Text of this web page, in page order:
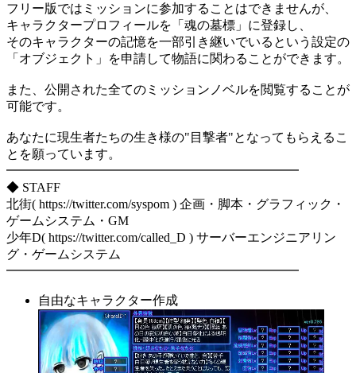
フリー版ではミッションに参加することはできませんが、
キャラクタープロフィールを「魂の墓標」に登録し、
そのキャラクターの記憶を一部引き継いでいるという設定の
「オブジェクト」を申請して物語に関わることができます。
また、公開された全てのミッションノベルを閲覧することが
可能です。
あなたに現生者たちの生き様の"目撃者"となってもらえるこ
とを願っています。
━━━━━━━━━━━━━━━━━━━━━━━
◆ STAFF
北街( https://twitter.com/syspom ) 企画・脚本・グラフィック・
ゲームシステム・GM
少年D( https://twitter.com/called_D ) サーバーエンジニアリン
グ・ゲームシステム
━━━━━━━━━━━━━━━━━━━━━━━
自由なキャラクター作成